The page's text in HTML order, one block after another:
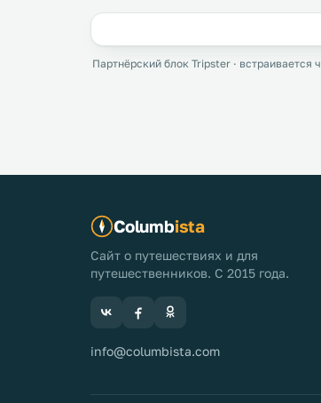
Партнёрский блок Tripster · встраивается
Columbista
Сайт о путешествиях и для
путешественников. С 2015 года.
info@columbista.com